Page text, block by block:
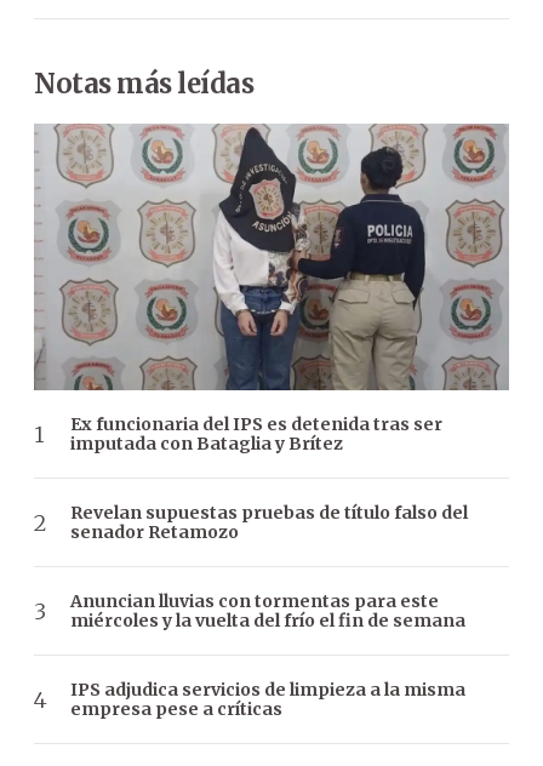
Notas más leídas
Ex funcionaria del IPS es detenida tras ser
imputada con Bataglia y Brítez
Revelan supuestas pruebas de título falso del
senador Retamozo
Anuncian lluvias con tormentas para este
miércoles y la vuelta del frío el fin de semana
IPS adjudica servicios de limpieza a la misma
empresa pese a críticas